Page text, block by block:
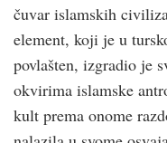
čuvar islamskih
element, koji je u
povlašten, izgradio je
okvirima islamske
kult prema onome